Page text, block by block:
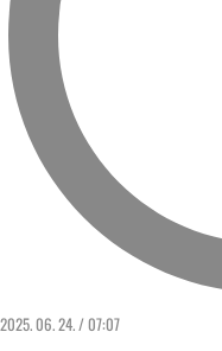
2025. 06. 24. / 07:07